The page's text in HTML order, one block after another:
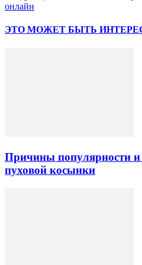
онлайн
ЭТО МОЖЕТ БЫТЬ
Причины популярности
пуховой косынки